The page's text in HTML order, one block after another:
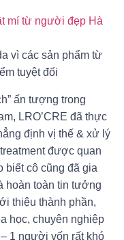
vì các sản phẩm từ
tuyệt đối
ấn tượng trong
LRO’CRE đã thực
định vị thế & xử lý
được quan
biết cô cũng đã gia
hoàn toàn tin tưởng
thiệu thành phần,
học, chuyên nghiệp
1 người vốn rất khó